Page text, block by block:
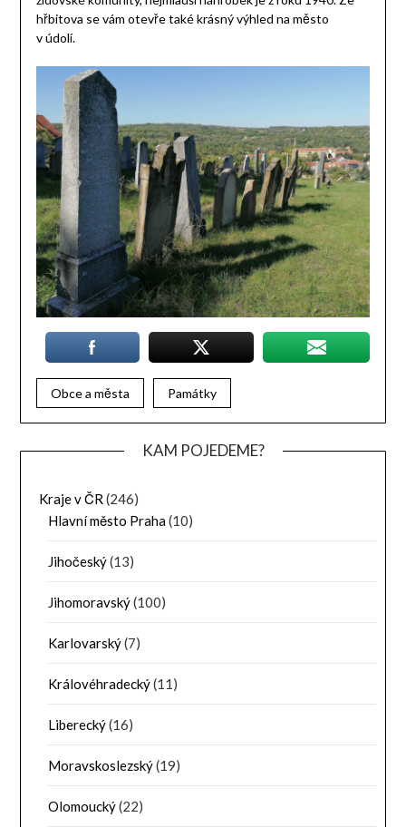
hřbitova se vám otevře také krásný výhled na město
v údolí.
Obce a města Památky
KAM POJEDEME?
Kraje v ČR (246)
Hlavní město Praha(10)
Jihočeský(13)
Jihomoravský(100)
Karlovarský(7)
Královéhradecký(11)
Liberecký(16)
Moravskoslezský(19)
Olomoucký(22)